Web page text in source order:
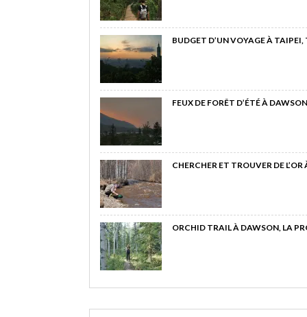
BUDGET D’UN VOYAGE À
FEUX DE FORÊT D’ÉTÉ À
CHERCHER ET TROUVER DE
ORCHID TRAIL À DAWSON, LA